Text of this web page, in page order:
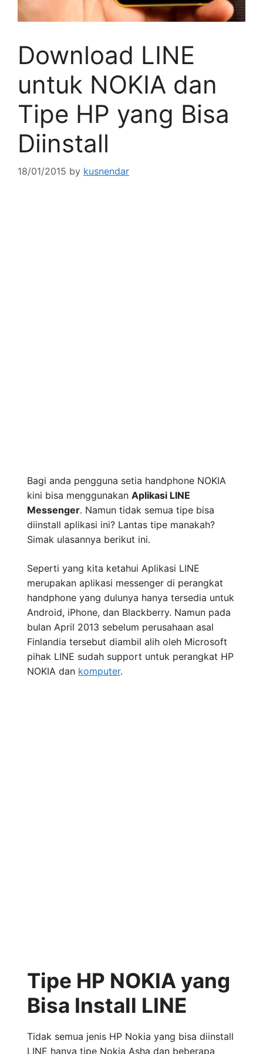
Download LINE
untuk NOKIA dan
Tipe HP yang Bisa
Diinstall
18/01/2015 by kusnendar
Bagi anda pengguna setia handphone NOKIA
kini bisa menggunakan Aplikasi LINE
Messenger. Namun tidak semua tipe bisa
diinstall aplikasi ini? Lantas tipe manakah?
Simak ulasannya berikut ini.
Seperti yang kita ketahui Aplikasi LINE
merupakan aplikasi messenger di perangkat
handphone yang dulunya hanya tersedia untuk
Android, iPhone, dan Blackberry. Namun pada
bulan April 2013 sebelum perusahaan asal
Finlandia tersebut diambil alih oleh Microsoft
pihak LINE sudah support untuk perangkat HP
NOKIA dan komputer.
Tipe HP NOKIA yang
Bisa Install LINE
Tidak semua jenis HP Nokia yang bisa diinstall
LINE hanya tipe Nokia Asha dan beberapa